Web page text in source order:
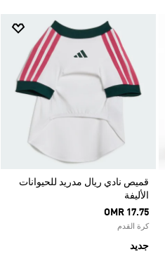
قميص نادي ريال مدريد للحيوانات
الأليفة
OMR 17.75
كرة القدم
جديد